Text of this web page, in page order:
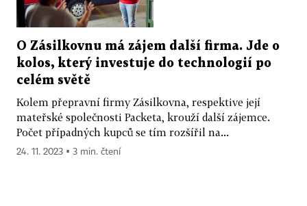
O Zásilkovnu má zájem další firma. Jde o
kolos, který investuje do technologií po
celém světě
Kolem přepravní firmy Zásilkovna, respektive její
mateřské společnosti Packeta, krouží další zájemce.
Počet případných kupců se tím rozšířil na...
24. 11. 2023 ▪ 3 min. čtení